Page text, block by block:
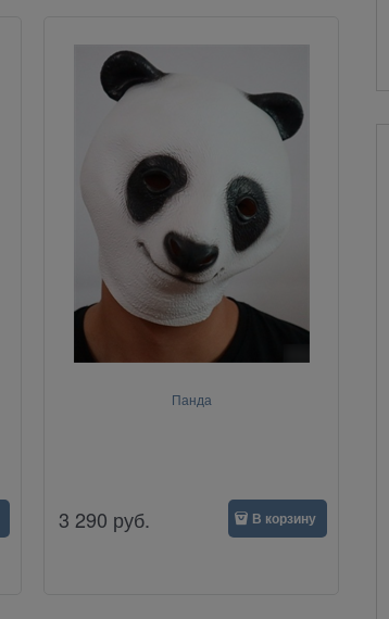
Панда
3 290 руб. В корзину